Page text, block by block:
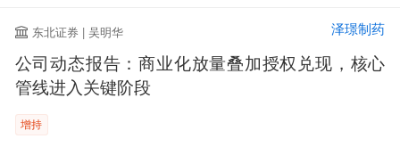
东北证券 | 吴明华 泽璟制药
公司动态报告：商业化放量叠加授权兑现，核心
管线进入关键阶段
增持